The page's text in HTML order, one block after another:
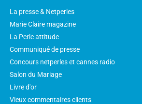
La presse & Netperles
Marie Claire magazine
La Perle attitude
Communiqué de presse
Concours netperles et cannes radio
Salon du Mariage
Livre d'or
Vieux commentaires clients